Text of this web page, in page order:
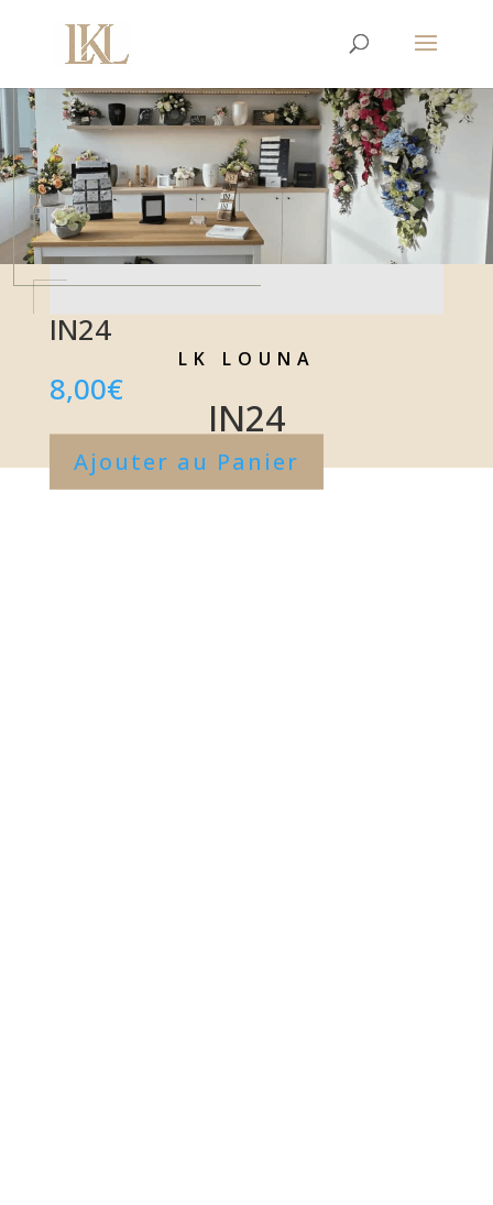
LK LOUNA
IN24
IN24
8,00€
Ajouter au Panier